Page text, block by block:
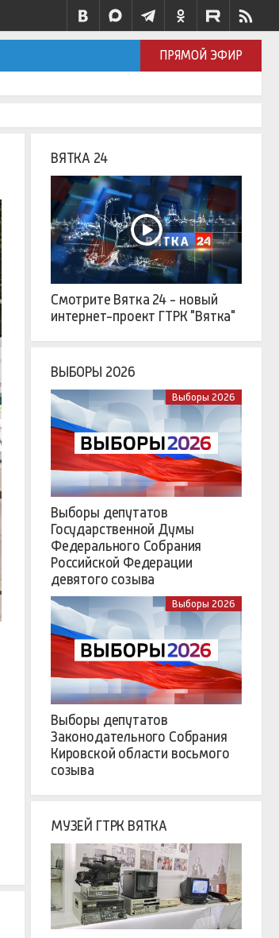
ПРЯМОЙ ЭФИР
ВЯТКА 24
Смотрите Вятка 24 - новый
интернет-проект ГТРК "Вятка"
ВЫБОРЫ 2026
Выборы 2026
Выборы депутатов
Государственной Думы
Федерального Собрания
Российской Федерации
девятого созыва
Выборы 2026
Выборы депутатов
Законодательного Собрания
Кировской области восьмого
созыва
МУЗЕЙ ГТРК ВЯТКА